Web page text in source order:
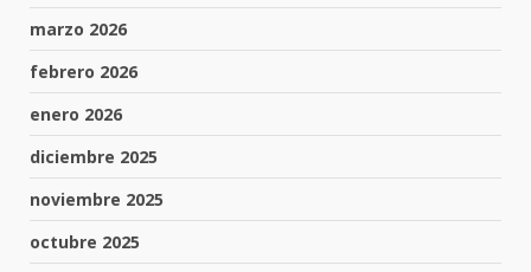
marzo 2026
febrero 2026
enero 2026
diciembre 2025
noviembre 2025
octubre 2025